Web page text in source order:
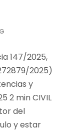
147/2025,
2025)
y
2 min CIVIL
del
y estar